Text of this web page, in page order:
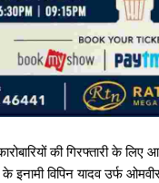
की गिरफ्तारी के
विपिन यादव उर्फ